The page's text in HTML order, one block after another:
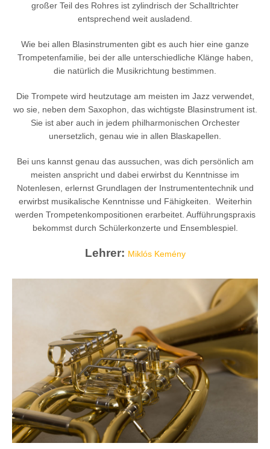
großer Teil des Rohres ist zylindrisch der Schalltrichter
entsprechend weit ausladend.
Wie bei allen Blasinstrumenten gibt es auch hier eine ganze
Trompetenfamilie, bei der alle unterschiedliche Klänge haben,
die natürlich die Musikrichtung bestimmen.
Die Trompete wird heutzutage am meisten im Jazz verwendet,
wo sie, neben dem Saxophon, das wichtigste Blasinstrument ist.
Sie ist aber auch in jedem philharmonischen Orchester
unersetzlich, genau wie in allen Blaskapellen.
Bei uns kannst genau das aussuchen, was dich persönlich am
meisten anspricht und dabei erwirbst du Kenntnisse im
Notenlesen, erlernst Grundlagen der Instrumententechnik und
erwirbst musikalische Kenntnisse und Fähigkeiten. Weiterhin
werden Trompetenkompositionen erarbeitet. Aufführungspraxis
bekommst durch Schülerkonzerte und Ensemblespiel.
Lehrer: Miklós Kemény